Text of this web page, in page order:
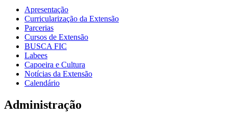
Apresentação
Curricularização da Extensão
Parcerias
Cursos de Extensão
BUSCA FIC
Labees
Capoeira e Cultura
Notícias da Extensão
Calendário
Administração